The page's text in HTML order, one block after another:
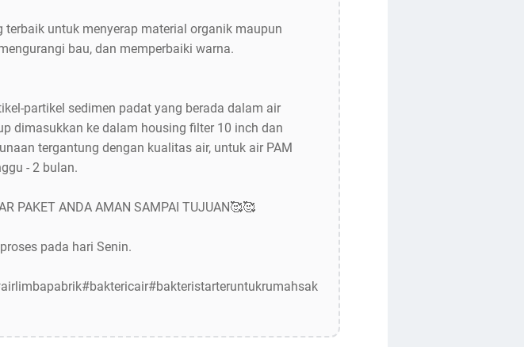
terbaik untuk menyerap material organik maupun
bau, dan memperbaiki warna.
partikel sedimen padat yang berada dalam air
dimasukkan ke dalam housing filter 10 inch dan
tergantung dengan kualitas air, untuk air PAM
- 2 bulan.
PAKET ANDA AMAN SAMPAI TUJUAN🥰🥰
pada hari Senin.